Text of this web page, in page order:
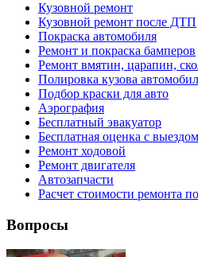
Кузовной ремонт
Кузовной ремонт после ДТП
Покраска автомобиля
Ремонт и покраска бамперов
Ремонт вмятин, царапин,
Полировка кузова
Подбор краски для авто
Аэрография
Бесплатный эвакуатор
Бесплатная оценка с выездом
Ремонт ходовой
Ремонт двигателя
Автозапчасти
Расчет стоимости ремонта
Вопросы